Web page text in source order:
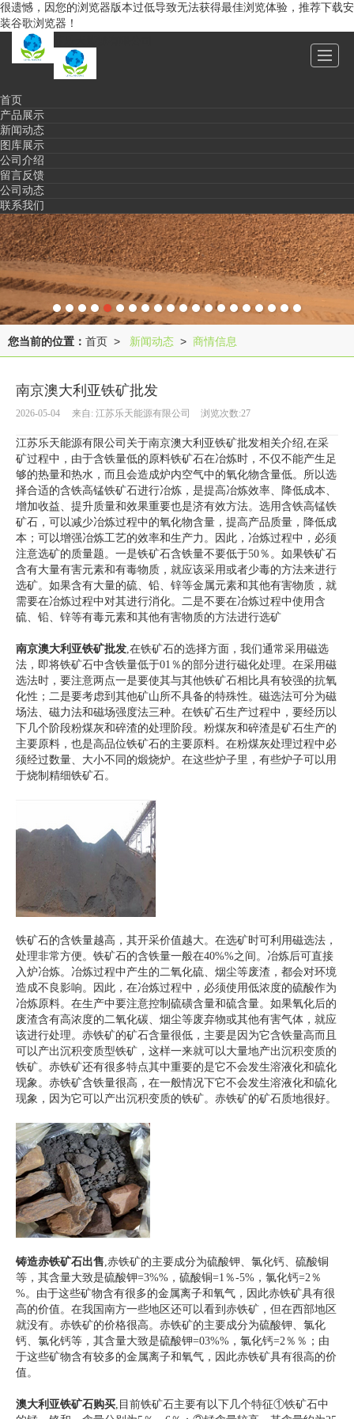
很遗憾，因您的浏览器版本过低导致无法获得最佳浏览体验，推荐下载安
装谷歌浏览器！
首页
产品展示
新闻动态
图库展示
公司介绍
留言反馈
公司动态
联系我们
您当前的位置： 首页 > 新闻动态 > 商情信息
南京澳大利亚铁矿批发
2026-05-04 来自: 江苏乐天能源有限公司 浏览次数:27
江苏乐天能源有限公司关于南京澳大利亚铁矿批发相关介绍,在采
矿过程中，由于含铁量低的原料铁矿石在冶炼时，不仅不能产生足
够的热量和热水，而且会造成炉内空气中的氧化物含量低。所以选
择合适的含铁高锰铁矿石进行冶炼，是提高冶炼效率、降低成本、
增加收益、提升质量和效果重要也是济有效方法。选用含铁高锰铁
矿石，可以减少冶炼过程中的氧化物含量，提高产品质量，降低成
本；可以增强冶炼工艺的效率和生产力。因此，冶炼过程中，必须
注意选矿的质量题。一是铁矿石含铁量不要低于50％。如果铁矿石
含有大量有害元素和有毒物质，就应该采用或者少毒的方法来进行
选矿。如果含有大量的硫、铅、锌等金属元素和其他有害物质，就
需要在冶炼过程中对其进行消化。二是不要在冶炼过程中使用含
硫、铅、锌等有毒元素和其他有害物质的方法进行选矿
南京澳大利亚铁矿批发,在铁矿石的选择方面，我们通常采用磁选
法，即将铁矿石中含铁量低于01％的部分进行磁化处理。在采用磁
选法时，要注意两点一是要使其与其他铁矿石相比具有较强的抗氧
化性；二是要考虑到其他矿山所不具备的特殊性。磁选法可分为磁
场法、磁力法和磁场强度法三种。在铁矿石生产过程中，要经历以
下几个阶段粉煤灰和碎渣的处理阶段。粉煤灰和碎渣是矿石生产的
主要原料，也是高品位铁矿石的主要原料。在粉煤灰处理过程中必
须经过数量、大小不同的煅烧炉。在这些炉子里，有些炉子可以用
于烧制精细铁矿石。
铁矿石的含铁量越高，其开采价值越大。在选矿时可利用磁选法，
处理非常方便。铁矿石的含铁量一般在40%%之间。冶炼后可直接
入炉冶炼。冶炼过程中产生的二氧化硫、烟尘等废渣，都会对环境
造成不良影响。因此，在冶炼过程中，必须使用低浓度的硫酸作为
冶炼原料。在生产中要注意控制硫磺含量和硫含量。如果氧化后的
废渣含有高浓度的二氧化碳、烟尘等废弃物或其他有害气体，就应
该进行处理。赤铁矿的矿石含量很低，主要是因为它含铁量高而且
可以产出沉积变质型铁矿，这样一来就可以大量地产出沉积变质的
铁矿。赤铁矿还有很多特点其中重要的是它不会发生溶液化和硫化
现象。赤铁矿含铁量很高，在一般情况下它不会发生溶液化和硫化
现象，因为它可以产出沉积变质的铁矿。赤铁矿的矿石质地很好。
铸造赤铁矿石出售,赤铁矿的主要成分为硫酸钾、氯化钙、硫酸铜
等，其含量大致是硫酸钾=3%%，硫酸铜=1％-5%，氯化钙=2％
%。由于这些矿物含有很多的金属离子和氧气，因此赤铁矿具有很
高的价值。在我国南方一些地区还可以看到赤铁矿，但在西部地区
就没有。赤铁矿的价格很高。赤铁矿的主要成分为硫酸钾、氯化
钙、氯化钙等，其含量大致是硫酸钾=03%%，氯化钙=2％％；由
于这些矿物含有较多的金属离子和氧气，因此赤铁矿具有很高的价
值。
澳大利亚铁矿石购买,目前铁矿石主要有以下几个特征①铁矿石中